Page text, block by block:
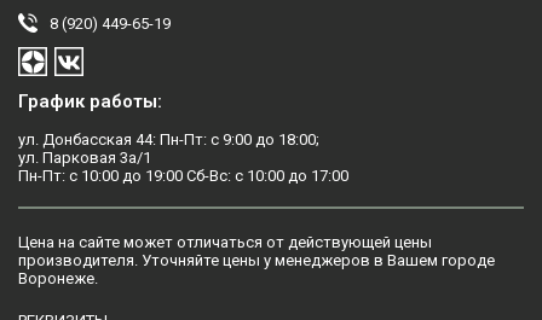
Цена на сайте может отличаться от действующей цены
производителя. Уточняйте цены у менеджеров в Вашем городе
Воронежe.
8 (920) 449-65-19
График работы:
ул. Донбасская 44: Пн-Пт: с 9:00 до 18:00;
ул. Парковая 3а/1
Пн-Пт: с 10:00 до 19:00 Сб-Вс: с 10:00 до 17:00